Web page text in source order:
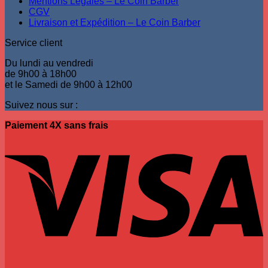
produit
CGV
Livraison et Expédition – Le Coin Barber
Service client
Du lundi au vendredi
de 9h00 à 18h00
et le Samedi de 9h00 à 12h00
Suivez nous sur :
Paiement 4X sans frais